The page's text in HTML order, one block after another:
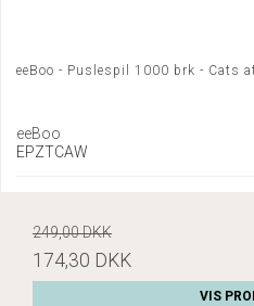
eeBoo - Puslespil 1000 brk - Cats
eeBoo
EPZTCAW
249,00 DKK
174,30 DKK
VIS